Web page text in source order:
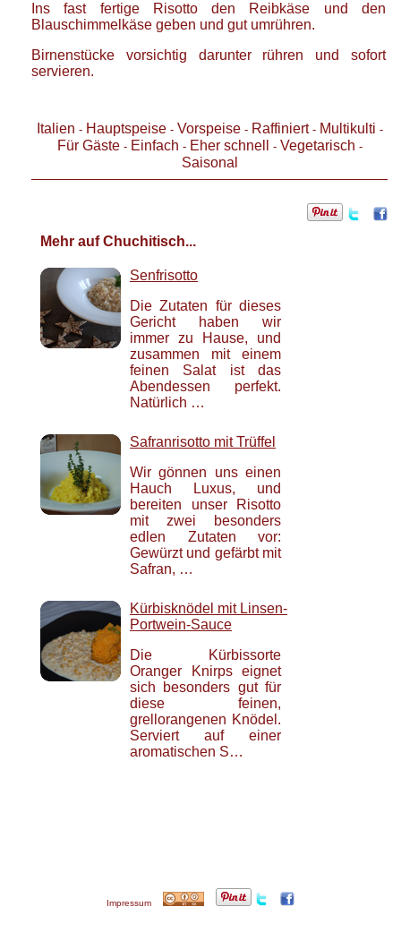
Ins fast fertige Risotto den Reibkäse und den
Blauschimmelkäse geben und gut umrühren.
Birnenstücke vorsichtig darunter rühren und sofort
servieren.
Italien - Hauptspeise- Vorspeise- Raffiniert- Multikulti -
Für Gäste- Einfach - Eher schnell - Vegetarisch -
Saisonal
Mehr auf Chuchitisch...
Senfrisotto
Die Zutaten für dieses
Gericht haben wir
immer zu Hause, und
zusammen mit einem
feinen Salat ist das
Abendessen perfekt.
Natürlich …
Safranrisotto mit Trüffel
Wir gönnen uns einen
Hauch Luxus, und
bereiten unser Risotto
mit zwei besonders
edlen Zutaten vor:
Gewürzt und gefärbt mit
Safran, …
Kürbisknödel mit Linsen-
Portwein-Sauce
Die Kürbissorte
Oranger Knirps eignet
sich besonders gut für
diese feinen,
grellorangenen Knödel.
Serviert auf einer
aromatischen S…
Impressum